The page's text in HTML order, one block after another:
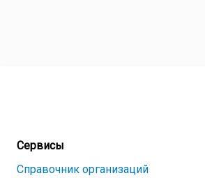
Сервисы
Справочник организаций